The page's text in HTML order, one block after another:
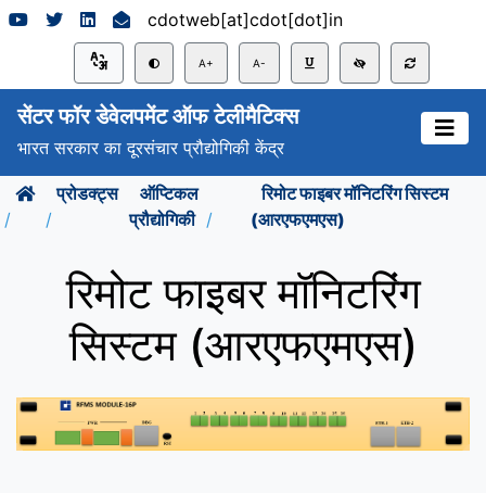
cdotweb[at]cdot[dot]in
A+ A-
सेंटर फॉर डेवेलपमेंट ऑफ टेलीमैटिक्स
भारत सरकार का दूरसंचार प्रौद्योगिकी केंद्र
प्रोडक्ट्स
ऑप्टिकल
प्रौद्योगिकी
रिमोट फाइबर मॉनिटरिंग सिस्टम
(आरएफएमएस)
रिमोट फाइबर मॉनिटरिंग
सिस्टम (आरएफएमएस)